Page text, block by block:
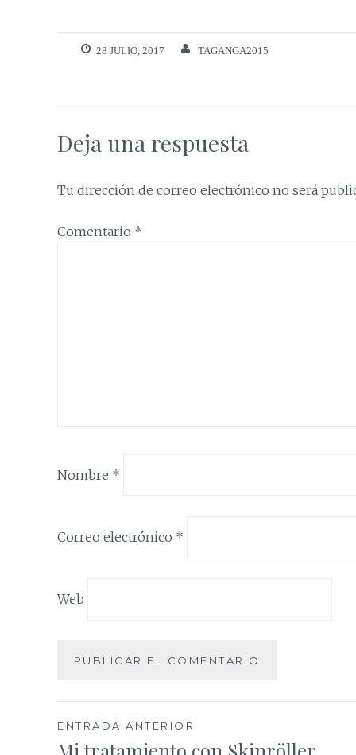
28 JULIO, 2017 TAGANGA2015
Deja una respuesta
Tu dirección de correo electrónico no será
Comentario *
Nombre *
Correo electrónico *
Web
Navegación
ENTRADA ANTERIOR